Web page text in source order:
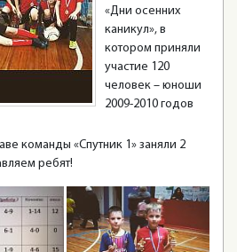
«Дни осенних
каникул», в
котором приняли
участие 120
человек – юноши
2009-2010 годов
команды «Спутник 1» заняли 2
ребят!